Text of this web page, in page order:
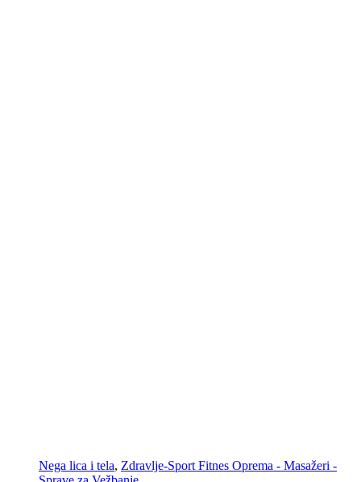
Nega lica i tela, Zdravlje-Sport Fitnes Oprema - Masažeri -